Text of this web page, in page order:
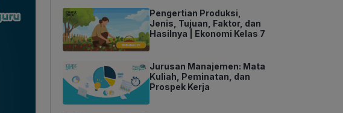
Pengertian Produksi,
Jenis, Tujuan, Faktor, dan
Hasilnya | Ekonomi Kelas 7
Jurusan Manajemen: Mata
Kuliah, Peminatan, dan
Prospek Kerja